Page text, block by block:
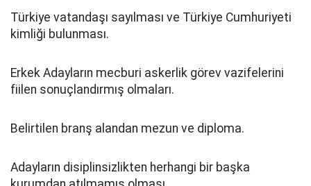
Türkiye vatandaşı sayılması ve Türkiye Cumhuriyeti
kimliği bulunması.
Erkek Adayların mecburi askerlik görev vazifelerini
fiilen sonuçlandırmış olmaları.
Belirtilen branş alandan mezun ve diploma.
Adayların disiplinsizlikten herhangi bir başka